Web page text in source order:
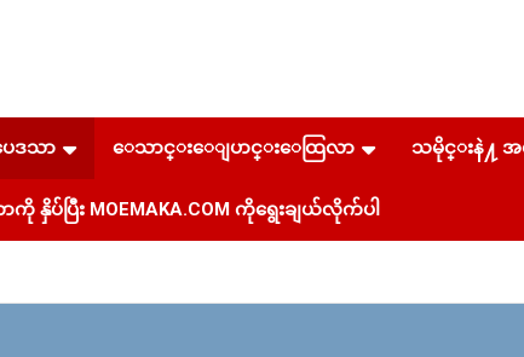
ေဒသာ ေသာင္းေျပာင္းေထြလာ သမိုင္းနဲ႔ အ
ပ်ပြီး MOEMAKA.COM ကိုရွေးချယ်လိုက်ပါ